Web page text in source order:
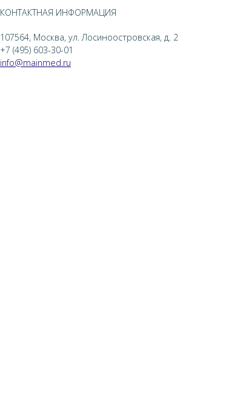
КОНТАКТНАЯ ИНФОРМАЦИЯ
107564, Москва, ул. Лосиноостровская, д. 2
+7 (495) 603-30-01
info@mainmed.ru